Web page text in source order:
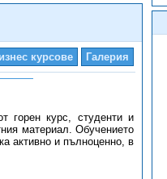
курсове Галерия
горен курс, студенти и
материал. Обучението
активно и пълноценно, в